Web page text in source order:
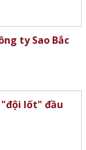
ty Sao Bắc
"đội lốt" đầu